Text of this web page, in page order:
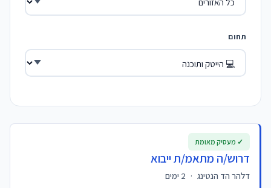
תחום
דרוש/ה מתאמ/ת ייבוא
דלהר הד הנטינג ·
✓ מעסיק מאומת